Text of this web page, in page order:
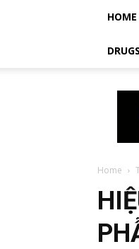
HOME
Home